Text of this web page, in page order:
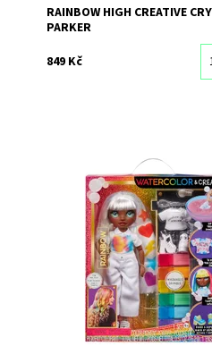
RAINBOW HIGH CREATIVE
PARKER
849 Kč
Dostupnost: Skladem2
11874
Značka:
MGA